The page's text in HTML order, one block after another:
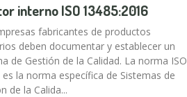
interno ISO 13485:2016
fabricantes de productos
deben documentar y establecer un
de Gestión de la Calidad. La norma ISO
es la norma específica de Sistemas de
de la Calida...